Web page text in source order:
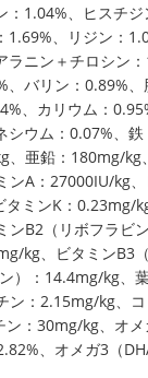
：1.04%、ヒスチジ
1.69%、リジン：
ラニン＋チロシン
、バリン：0.89%
、カリウム：
シウム：0.07%、
、亜鉛：180mg/kg
ンA：27000IU/kg
タミンK：0.23mg/
ンB2（リボフラビ
kg、ビタミンB3
）：14.4mg/kg、
ン：2.15mg/kg、
ン：30mg/kg、オ
、オメガ3（